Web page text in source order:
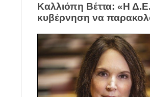
Καλλιόπη Βέττα: «Η
κυβέρνηση να